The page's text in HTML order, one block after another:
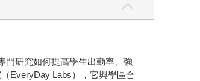
門研究如何提高學生出勤率、強
EveryDay Labs），它與學區合